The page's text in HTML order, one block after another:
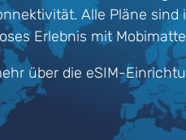
Alle Pläne
Erlebnis mit
über die eSIM-